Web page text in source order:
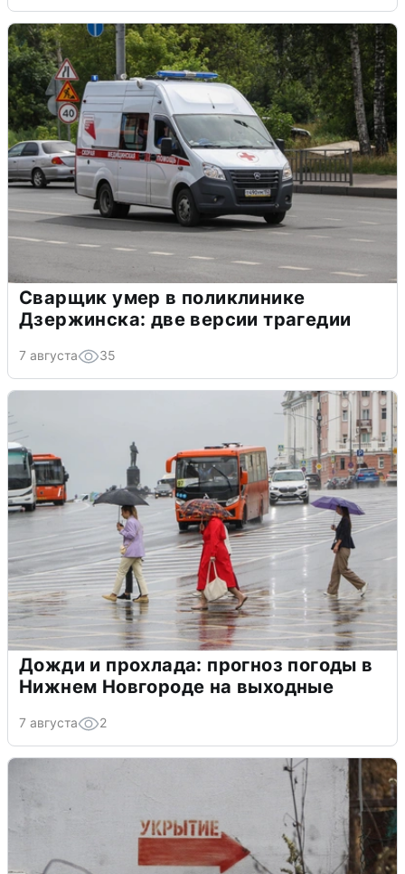
Сварщик умер в поликлинике
Дзержинска: две версии трагедии
7 августа 35
Дожди и прохлада: прогноз погоды в
Нижнем Новгороде на выходные
7 августа 2